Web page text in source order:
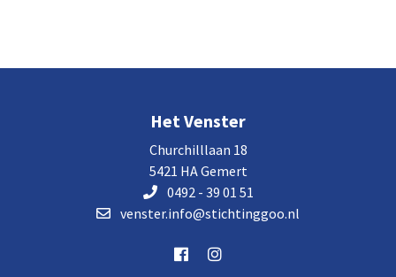
Het Venster
Churchilllaan 18
5421 HA Gemert
0492 - 39 01 51
venster.info@stichtinggoo.nl